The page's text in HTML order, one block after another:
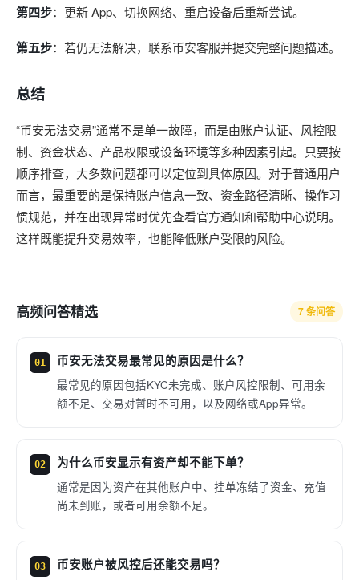
第四步：更新 App、切换网络、重启设备后重新尝试。
第五步：若仍无法解决，联系币安客服并提交完整问题描述。
总结
“币安无法交易”通常不是单一故障，而是由账户认证、风控限
制、资金状态、产品权限或设备环境等多种因素引起。只要按
顺序排查，大多数问题都可以定位到具体原因。对于普通用户
而言，最重要的是保持账户信息一致、资金路径清晰、操作习
惯规范，并在出现异常时优先查看官方通知和帮助中心说明。
这样既能提升交易效率，也能降低账户受限的风险。
高频问答精选 7 条问答
01 币安无法交易最常见的原因是什么？
最常见的原因包括KYC未完成、账户风控限制、可用余
额不足、交易对暂时不可用，以及网络或App异常。
02 为什么币安显示有资产却不能下单？
通常是因为资产在其他账户中、挂单冻结了资金、充值
尚未到账，或者可用余额不足。
03 币安账户被风控后还能交易吗？